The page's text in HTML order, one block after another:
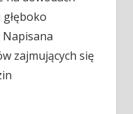
zajmujących się